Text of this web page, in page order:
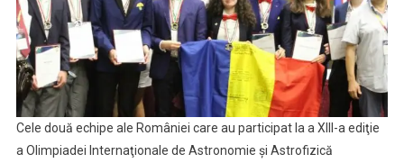
Cele două echipe ale României care au participat la a XIII-a ediţie
a Olimpiadei Internaţionale de Astronomie şi Astrofizică